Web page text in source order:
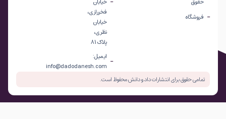
فروشگاه
فخررازی،
خیابان
نظری،
پلاک 81
ایمیل:
info@dadodanesh.com
تمامی حقوق برای انتشارات داد و دانش محفوظ است.